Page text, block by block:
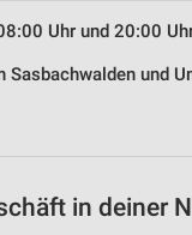
Uhr und 20:00
und
in deiner